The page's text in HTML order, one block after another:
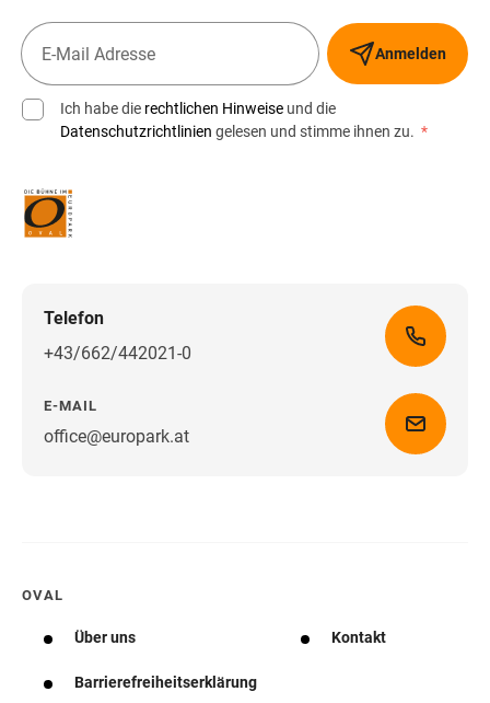
Anmelden
Ich habe die rechtlichen Hinweise und die
Datenschutzrichtlinien gelesen und stimme ihnen zu. *
Telefon
+43/662/442021-0
E-MAIL
office@europark.atWegbeschreibung erhalten
OVAL
Über uns Kontakt
Barrierefreiheitserklärung